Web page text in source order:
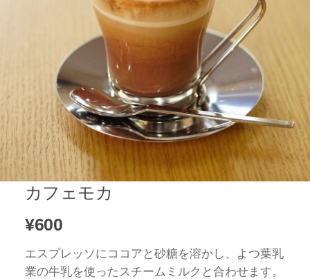
カフェモカ
¥600
エスプレッソにココアと砂糖を溶かし、よつ葉乳
業の牛乳を使ったスチームミルクと合わせます。